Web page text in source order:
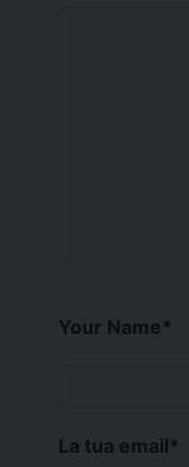
Your Name*
La tua email*